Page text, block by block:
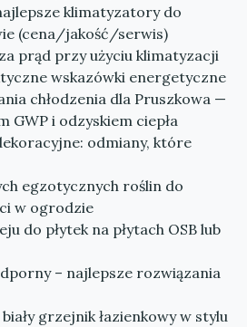
klimatyzatory do
(cena/jakość/serwis)
prąd przy użyciu klimatyzacji
wskazówki energetyczne
chłodzenia dla Pruszkowa —
GWP i odzyskiem ciepła
odmiany, które
egzotycznych roślin do
w ogrodzie
do płytek na płytach OSB lub
– najlepsze rozwiązania
grzejnik łazienkowy w stylu